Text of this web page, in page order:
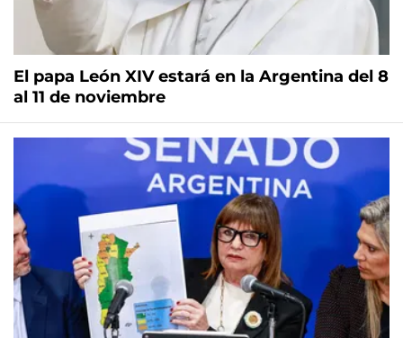
El papa León XIV estará en la Argentina del 8
al 11 de noviembre